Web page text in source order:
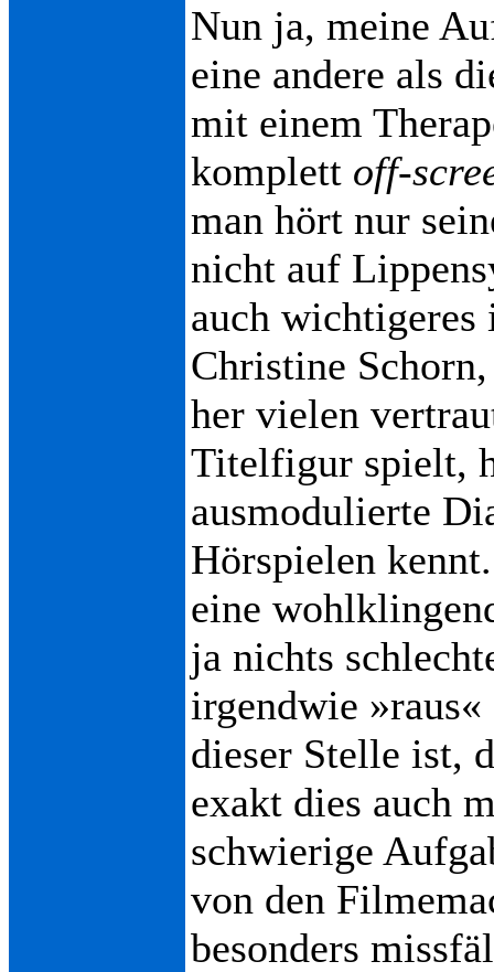
Nun ja, meine
eine andere als
mit einem
komplett off-
man hört nur
nicht auf
auch wichtigeres
Christine
her vielen
Titelfigur spielt,
ausmodulierte
Hörspielen
eine
ja nichts
irgendwie
dieser Stelle ist,
exakt dies auch
schwierige
von den
besonders